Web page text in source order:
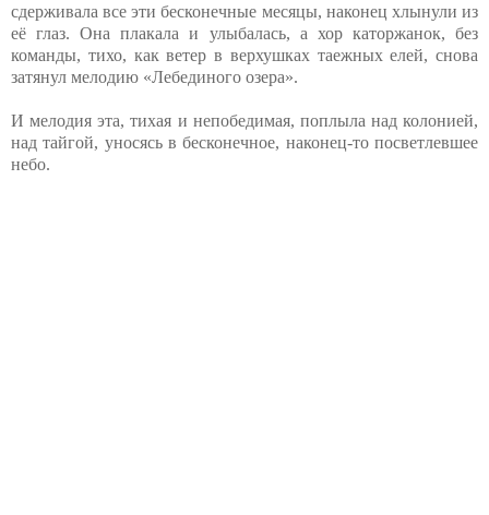
сдерживала все эти бесконечные месяцы, наконец хлынули из
её глаз. Она плакала и улыбалась, а хор каторжанок, без
команды, тихо, как ветер в верхушках таежных елей, снова
затянул мелодию «Лебединого озера».
И мелодия эта, тихая и непобедимая, поплыла над колонией,
над тайгой, уносясь в бесконечное, наконец-то посветлевшее
небо.